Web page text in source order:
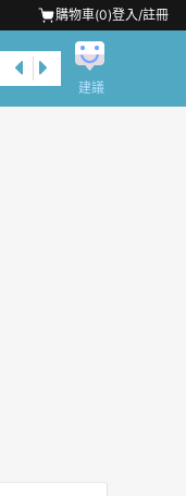
購物車(0)登入/註冊
建議